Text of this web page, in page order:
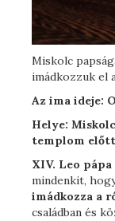
Miskolc
imádkozzuk el
Az ima ideje:
Helye:
templom
XIV. Leo
mindenkit,
imádkozza a
családban és